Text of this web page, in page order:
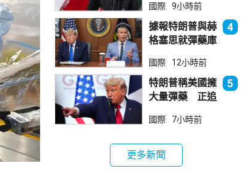
製造分裂
國際 9小時前
據報特朗普與赫
格塞思就彈藥庫
4
國際 12小時前
特朗普稱美國擁
大量彈藥 正追
者」
5
國際 7小時前
更多新聞